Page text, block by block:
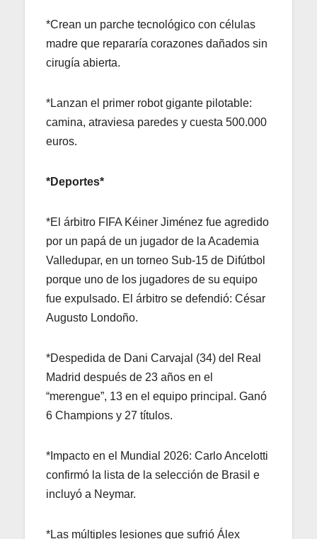
*Crean un parche tecnológico con células
madre que repararía corazones dañados sin
cirugía abierta.
*Lanzan el primer robot gigante pilotable:
camina, atraviesa paredes y cuesta 500.000
euros.
*Deportes*
*El árbitro FIFA Kéiner Jiménez fue agredido
por un papá de un jugador de la Academia
Valledupar, en un torneo Sub-15 de Difútbol
porque uno de los jugadores de su equipo
fue expulsado. El árbitro se defendió: César
Augusto Londoño.
*Despedida de Dani Carvajal (34) del Real
Madrid después de 23 años en el
“merengue”, 13 en el equipo principal. Ganó
6 Champions y 27 títulos.
*Impacto en el Mundial 2026: Carlo Ancelotti
confirmó la lista de la selección de Brasil e
incluyó a Neymar.
*Las múltiples lesiones que sufrió Álex